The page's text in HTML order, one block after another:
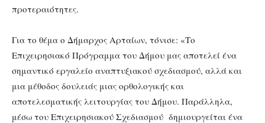
προτεραιότητες.
Για το θέμα ο Δήμαρχος Αρταίων, τόνισε: «Το
Επιχειρησιακό Πρόγραμμα του Δήμου μας αποτελεί ένα
σημαντικό εργαλείο αναπτυξιακού σχεδιασμού, αλλά και
μια μέθοδος δουλειάς μιας ορθολογικής και
αποτελεσματικής λειτουργίας του Δήμου. Παράλληλα,
μέσω του Επιχειρησιακού Σχεδιασμού δημιουργείται ένα